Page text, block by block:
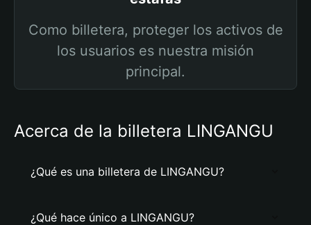
Como billetera, proteger los activos de
los usuarios es nuestra misión
principal.
Acerca de la billetera LINGANGU
¿Qué es una billetera de LINGANGU?
¿Qué hace único a LINGANGU?